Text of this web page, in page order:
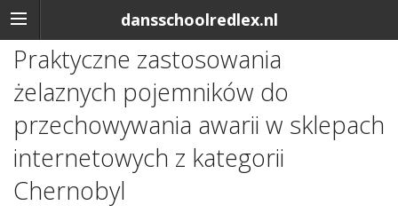
dansschoolredlex.nl
Praktyczne zastosowania
żelaznych pojemników do
przechowywania awarii w sklepach
internetowych z kategorii
Chernobyl